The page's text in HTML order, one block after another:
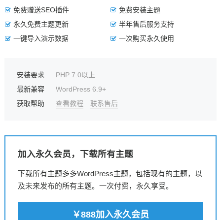
免费赠送SEO插件
免费安装主题
永久免费主题更新
半年售后服务支持
一键导入演示数据
一次购买永久使用
安装要求
PHP 7.0以上
最新兼容
WordPress 6.9+
获取帮助
查看教程 联系售后
加入永久会员，下载所有主题
下载所有主题多多WordPress主题，包括现有的主题，以
及未来发布的所有主题。一次付费，永久享受。
￥888加入永久会员